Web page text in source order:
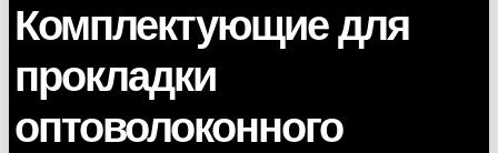
Комплектующие для
прокладки
оптоволоконного